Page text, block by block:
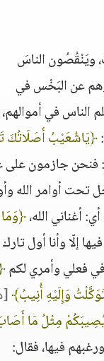
ويَنْقُصُون الناسَ
عن البَخْس في
الناس في أموالهم،
﴿يَاشُعَيْبُ أَصَلَاتُكَ
فنحن جازمون على
تحت أوامر الله
أي: أغناني الله،
إلّا وأنا أول تارك
في فعلي وأمري لكم
وَإِلَيْهِ أُنِيبُ﴾
مِثْلُ مَا
فيها، فقال: